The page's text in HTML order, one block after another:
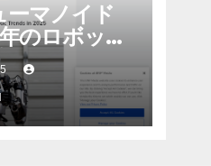
ーマノイド
のロボット
レンドに |